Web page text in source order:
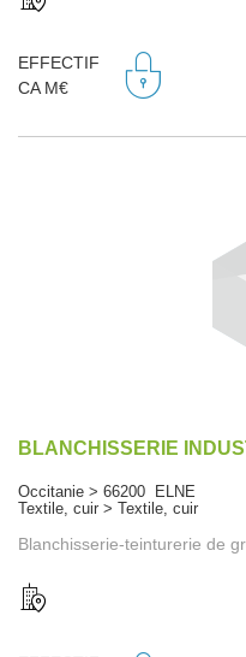
EFFECTIF
CA M€
BLANCHISSERIE
Occitanie > 66200 ELNE
Textile, cuir > Textile, cuir
Blanchisserie-teinturerie de